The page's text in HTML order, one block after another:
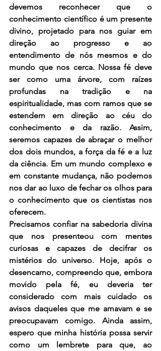
devemos reconhecer que o
conhecimento científico é um presente
divino, projetado para nos guiar em
direção ao progresso e ao
entendimento de nós mesmos e do
mundo que nos cerca. Nossa fé deve
ser como uma árvore, com raízes
profundas na tradição e na
espiritualidade, mas com ramos que se
estendem em direção ao céu do
conhecimento e da razão. Assim,
seremos capazes de abraçar o melhor
dos dois mundos, a força da fé e a luz
da ciência. Em um mundo complexo e
em constante mudança, não podemos
nos dar ao luxo de fechar os olhos para
o conhecimento que os cientistas nos
oferecem.
Precisamos confiar na sabedoria divina
que nos presenteou com mentes
curiosas e capazes de decifrar os
mistérios do universo. Hoje, após o
desencarno, compreendo que, embora
movido pela fé, eu deveria ter
considerado com mais cuidado os
avisos daqueles que me amavam e se
preocupavam comigo. Ainda assim,
espero que minha história possa servir
como um lembrete para que, ao